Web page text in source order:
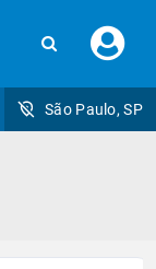
seu
São Paulo, SP